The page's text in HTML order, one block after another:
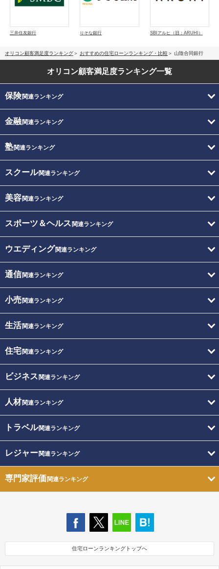
三井住友銀行 りそな銀行 SBIアルヒ（旧：ARUHI）
オリコン顧客満足度ランキング おすすめの住宅ローンランキング・比較 山陰合同銀行
オリコン顧客満足度ランキング一覧
保険関連ランキング
金融関連ランキング
塾関連ランキング
スクール関連ランキング
美容関連ランキング
スポーツ＆ヘルス 関連ランキング
ウエディング関連ランキング
通信関連ランキング
小売関連ランキング
生活関連ランキング
住宅関連ランキング
ビジネス 関連ランキング
人材関連ランキング
トラベル関連ランキング
レジャー関連ランキング
専門家評価関連ランキング
住宅ローンランキングトップへ